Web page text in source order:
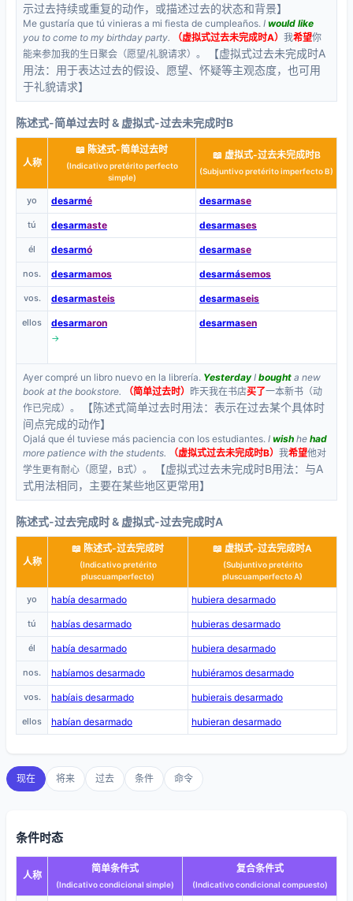
示过去持续或重复的动作，或描述过去的状态和背景】
Me gustaría que tú vinieras a mi fiesta de cumpleaños. I would like
you to come to my birthday party.
（虚拟式过去未完成时A） 我希望你
能来参加我的生日聚会（愿望/礼貌请求）。
【虚拟式过去未完成时A
用法：用于表达过去的假设、愿望、怀疑等主观态度，也可用
于礼貌请求】
陈述式-简单过去时 & 虚拟式-过去未完成时B
人称
📖 陈述式-简单过去时
(Indicativo pretérito perfecto
simple)
📖 虚拟式-过去未完成时B
(Subjuntivo pretérito imperfecto B)
yo desarmé desarmase
tú desarmaste desarmases
él desarmó desarmase
nos. desarmamos desarmásemos
vos. desarmasteis desarmaseis
ellos desarmaron
→
desarmasen
Ayer compré un libro nuevo en la librería. YesterdayI bought a new
book at the bookstore.
（简单过去时） 昨天我在书店买了一本新书（动
作已完成）。
【陈述式简单过去时用法：表示在过去某个具体时
间点完成的动作】
Ojalá que él tuviese más paciencia con los estudiantes. I wish he had
more patience with the students.
（虚拟式过去未完成时B） 我希望他对
学生更有耐心（愿望，B式）。
【虚拟式过去未完成时B用法：与A
式用法相同，主要在某些地区更常用】
陈述式-过去完成时 & 虚拟式-过去完成时A
人称
📖 陈述式-过去完成时
(Indicativo pretérito
pluscuamperfecto)
📖 虚拟式-过去完成时A
(Subjuntivo pretérito
pluscuamperfecto A)
yo había desarmado hubiera desarmado
tú habías desarmado hubieras desarmado
él había desarmado hubiera desarmado
nos. habíamos desarmado hubiéramos desarmado
vos. habíais desarmado hubierais desarmado
ellos habían desarmado hubieran desarmado
现在 将来 过去 条件 命令
条件时态
人称
简单条件式
(Indicativo condicional simple)
复合条件式
(Indicativo condicional compuesto)